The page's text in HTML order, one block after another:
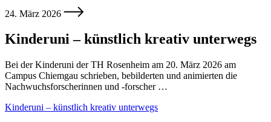
24. März 2026
Kinderuni – künstlich kreativ unterwegs
Bei der Kinderuni der TH Rosenheim am 20. März 2026 am
Campus Chiemgau schrieben, bebilderten und animierten die
Nachwuchsforscherinnen und -forscher …
Kinderuni – künstlich kreativ unterwegs